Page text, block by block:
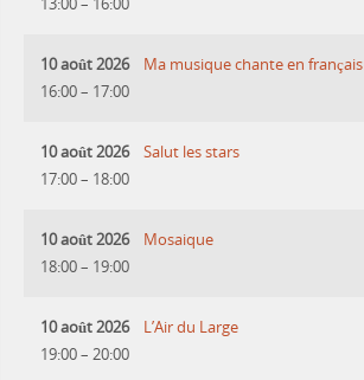
13:00– 16:00
10 août 2026
16:00– 17:00
Ma musique chante en français
10 août 2026
17:00– 18:00
Salut les stars
10 août 2026
18:00– 19:00
Mosaique
10 août 2026
19:00– 20:00
L’Air du Large